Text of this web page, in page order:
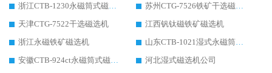
浙江CTB-1230永磁筒式磁选机生产厂家
苏州CTG-7526铁矿干选磁选机
天津CTG-7522干选磁选机
江西钒钛磁铁矿磁选机
浙江永磁铁矿磁选机
山东CTB-1021湿式永磁筒式磁选机
安徽CTB-924ct永磁筒式磁选机
河北湿式磁选机公司